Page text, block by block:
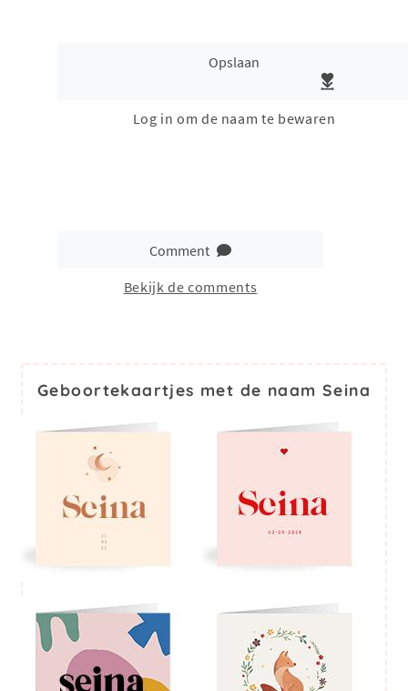
Opslaan
Log in om de naam te bewaren
Comment
Bekijk de comments
Geboortekaartjes met de naam Seina